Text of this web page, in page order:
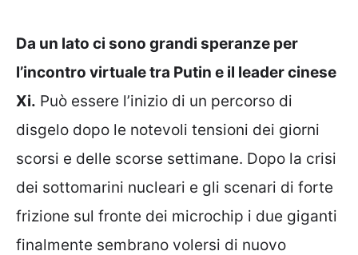
Da un lato ci sono grandi speranze per
l’incontro virtuale tra Putin e il leader cinese
Xi. Può essere l’inizio di un percorso di
disgelo dopo le notevoli tensioni dei giorni
scorsi e delle scorse settimane. Dopo la crisi
dei sottomarini nucleari e gli scenari di forte
frizione sul fronte dei microchip i due giganti
finalmente sembrano volersi di nuovo